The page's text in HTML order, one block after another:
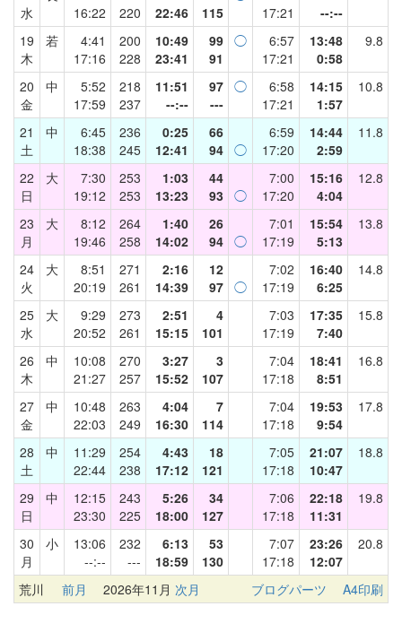
水
16:22
220
22:46
115
17:21
--:--
19
木
若
4:41
17:16
200
228
10:49
23:41
99
91
◯
6:57
17:21
13:48
0:58
9.8
20
金
中
5:52
17:59
218
237
11:51
--:--
97
---
◯
6:58
17:21
14:15
1:57
10.8
21
土
中
6:45
18:38
236
245
0:25
12:41
66
94 ◯
6:59
17:20
14:44
2:59
11.8
22
日
大
7:30
19:12
253
253
1:03
13:23
44
93 ◯
7:00
17:20
15:16
4:04
12.8
23
月
大
8:12
19:46
264
258
1:40
14:02
26
94 ◯
7:01
17:19
15:54
5:13
13.8
24
火
大
8:51
20:19
271
261
2:16
14:39
12
97 ◯
7:02
17:19
16:40
6:25
14.8
25
水
大
9:29
20:52
273
261
2:51
15:15
4
101
7:03
17:19
17:35
7:40
15.8
26
木
中
10:08
21:27
270
257
3:27
15:52
3
107
7:04
17:18
18:41
8:51
16.8
27
金
中
10:48
22:03
263
249
4:04
16:30
7
114
7:04
17:18
19:53
9:54
17.8
28
土
中
11:29
22:44
254
238
4:43
17:12
18
121
7:05
17:18
21:07
10:47
18.8
29
日
中
12:15
23:30
243
225
5:26
18:00
34
127
7:06
17:18
22:18
11:31
19.8
30
月
小
13:06
--:--
232
---
6:13
18:59
53
130
7:07
17:18
23:26
12:07
20.8
荒川 前月 2026年11月 次月 ブログパーツ A4印刷